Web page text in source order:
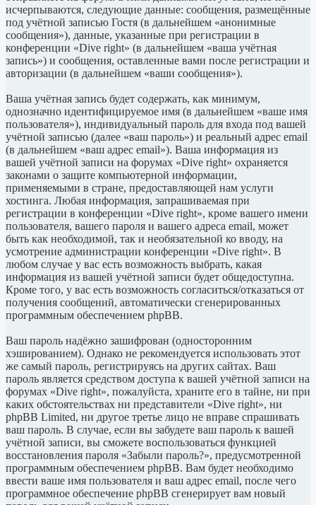
исчерпываются, следующие данные: сообщения, размещённые
под учётной записью Гостя (в дальнейшем «анонимные
сообщения»), данные, указанные при регистрации в
конференции «Dive right» (в дальнейшем «ваша учётная
запись») и сообщения, оставленные вами после регистрации и
авторизации (в дальнейшем «ваши сообщения»).
Ваша учётная запись будет содержать, как минимум,
однозначно идентифицируемое имя (в дальнейшем «ваше имя
пользователя»), индивидуальный пароль для входа под вашей
учётной записью (далее «ваш пароль») и реальный адрес email
(в дальнейшем «ваш адрес email»). Ваша информация из
вашей учётной записи на форумах «Dive right» охраняется
законами о защите компьютерной информации,
применяемыми в стране, предоставляющей нам услуги
хостинга. Любая информация, запрашиваемая при
регистрации в конференции «Dive right», кроме вашего имени
пользователя, вашего пароля и вашего адреса email, может
быть как необходимой, так и необязательной ко вводу, на
усмотрение администрации конференции «Dive right». В
любом случае у вас есть возможность выбрать, какая
информация из вашей учётной записи будет общедоступна.
Кроме того, у вас есть возможность согласиться/отказаться от
получения сообщений, автоматически сгенерированных
программным обеспечением phpBB.
Ваш пароль надёжно зашифрован (односторонним
хэшированием). Однако не рекомендуется использовать этот
же самый пароль, регистрируясь на других сайтах. Ваш
пароль является средством доступа к вашей учётной записи на
форумах «Dive right», пожалуйста, храните его в тайне, ни при
каких обстоятельствах ни представители «Dive right», ни
phpBB Limited, ни другое третье лицо не вправе спрашивать
ваш пароль. В случае, если вы забудете ваш пароль к вашей
учётной записи, вы сможете воспользоваться функцией
восстановления пароля «Забыли пароль?», предусмотренной
программным обеспечением phpBB. Вам будет необходимо
ввести ваше имя пользователя и ваш адрес email, после чего
программное обеспечение phpBB сгенерирует вам новый